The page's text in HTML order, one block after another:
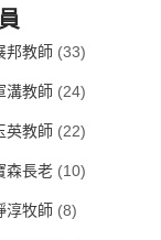
邦教師 (33)
溝教師 (24)
英教師 (22)
森長老 (10)
淳牧師 (8)